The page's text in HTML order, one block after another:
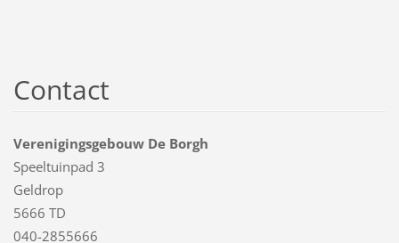
Contact
Verenigingsgebouw De Borgh
Speeltuinpad 3
Geldrop
5666 TD
040-2855666